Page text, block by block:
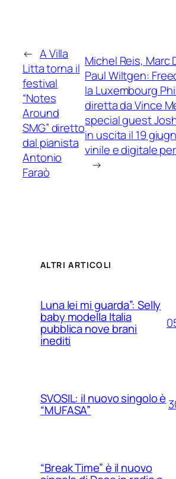
← A Villa
Litta torna il
festival
“Notes
Around
SMG” diretto
dal pianista
Antonio
Faraò
Michel Reis, Marc
Paul Wiltgen:
la Luxembourg
diretta da Vince
special guest
in uscita il 19
vinile e digitale
→
ALTRI ARTICOLI
Luna lei mi guarda”: Selly
baby modella Italia
pubblica nove brani
inediti
SVOSIL: il nuovo singolo è
“MUFASA”
“Break Time” è il nuovo